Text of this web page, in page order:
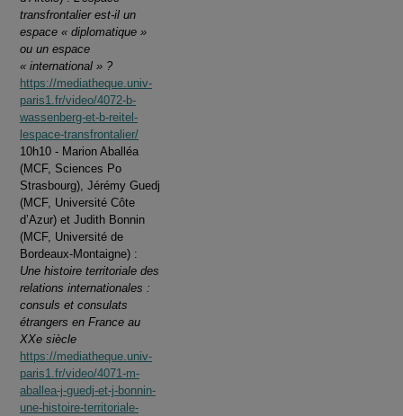
transfrontalier est-il un
espace « diplomatique »
ou un espace
« international » ?
https://mediatheque.univ-
paris1.fr/video/4072-b-
wassenberg-et-b-reitel-
lespace-transfrontalier/
10h10 - Marion Aballéa
(MCF, Sciences Po
Strasbourg), Jérémy Guedj
(MCF, Université Côte
d’Azur) et Judith Bonnin
(MCF, Université de
Bordeaux-Montaigne) :
Une histoire territoriale des
relations internationales :
consuls et consulats
étrangers en France au
XXe siècle
https://mediatheque.univ-
paris1.fr/video/4071-m-
aballea-j-guedj-et-j-bonnin-
une-histoire-territoriale-